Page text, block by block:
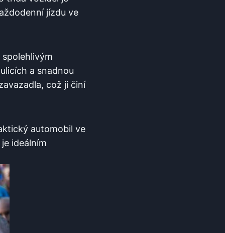
jízdu ve
a snadnou
což ji činí
automobil ve
ideálním